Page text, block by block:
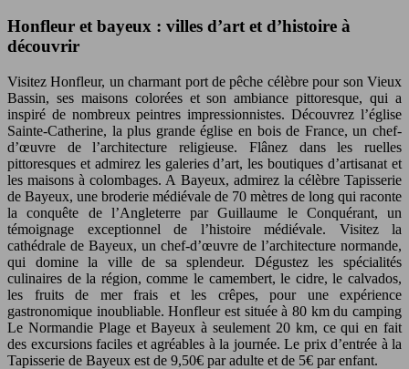
Honfleur et bayeux : villes d’art et d’histoire à
découvrir
Visitez Honfleur, un charmant port de pêche célèbre pour son Vieux
Bassin, ses maisons colorées et son ambiance pittoresque, qui a
inspiré de nombreux peintres impressionnistes. Découvrez l’église
Sainte-Catherine, la plus grande église en bois de France, un chef-
d’œuvre de l’architecture religieuse. Flânez dans les ruelles
pittoresques et admirez les galeries d’art, les boutiques d’artisanat et
les maisons à colombages. A Bayeux, admirez la célèbre Tapisserie
de Bayeux, une broderie médiévale de 70 mètres de long qui raconte
la conquête de l’Angleterre par Guillaume le Conquérant, un
témoignage exceptionnel de l’histoire médiévale. Visitez la
cathédrale de Bayeux, un chef-d’œuvre de l’architecture normande,
qui domine la ville de sa splendeur. Dégustez les spécialités
culinaires de la région, comme le camembert, le cidre, le calvados,
les fruits de mer frais et les crêpes, pour une expérience
gastronomique inoubliable. Honfleur est située à 80 km du camping
Le Normandie Plage et Bayeux à seulement 20 km, ce qui en fait
des excursions faciles et agréables à la journée. Le prix d’entrée à la
Tapisserie de Bayeux est de 9,50€ par adulte et de 5€ par enfant.